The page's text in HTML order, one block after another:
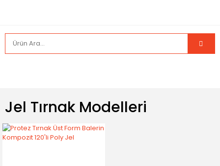
Jel Tırnak Modelleri